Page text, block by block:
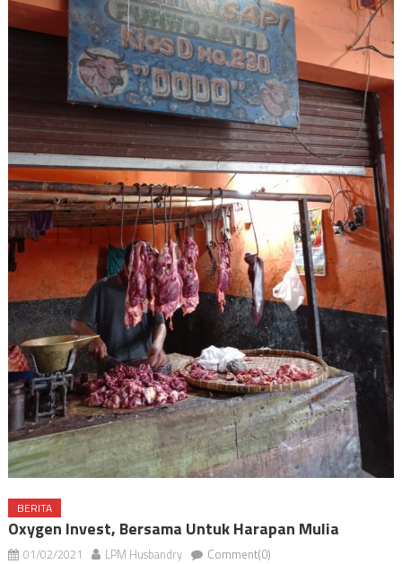
BERITA
Oxygen Invest, Bersama Untuk Harapan Mulia
01/02/2021 LPM Husbandry Comment(0)